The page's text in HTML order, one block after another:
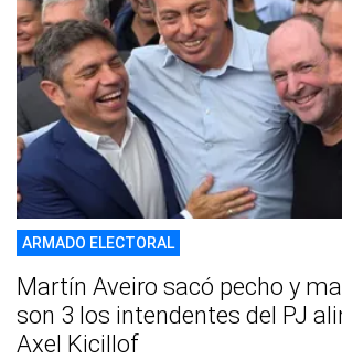
ARMADO ELECTORAL
Martín Aveiro sacó pecho y
son 3 los intendentes del PJ
Axel Kicillof